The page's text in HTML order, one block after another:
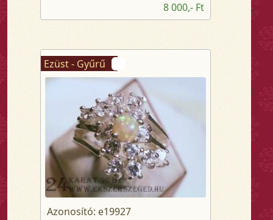
8 000,- Ft
Ezüst - Gyűrű
Azonosító: e19927